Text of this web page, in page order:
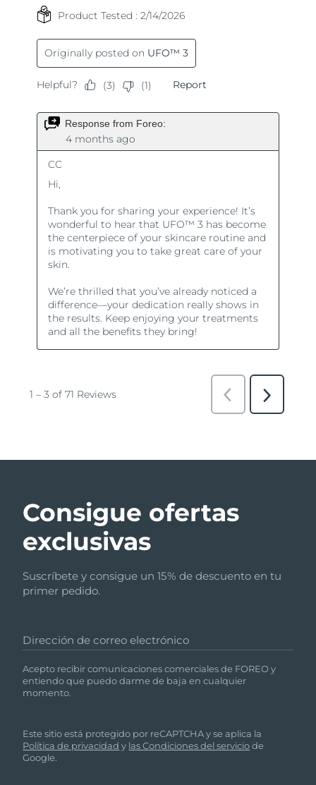
Consigue ofertas
exclusivas
Suscríbete y consigue un 15% de descuento en tu
primer pedido.
Dirección de correo electrónico
Acepto recibir comunicaciones comerciales de FOREO y
entiendo que puedo darme de baja en cualquier
momento.
Este sitio está protegido por reCAPTCHA y se aplica la
Política de privacidad y las Condiciones del serviciode
Google.